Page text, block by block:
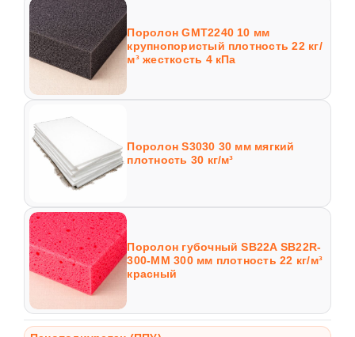
Поролон GMT2240 10 мм
крупнопористый плотность 22 кг/
м³ жесткость 4 кПа
Поролон S3030 30 мм мягкий
плотность 30 кг/м³
Поролон губочный SB22A SB22R-
300-MM 300 мм плотность 22 кг/м³
красный